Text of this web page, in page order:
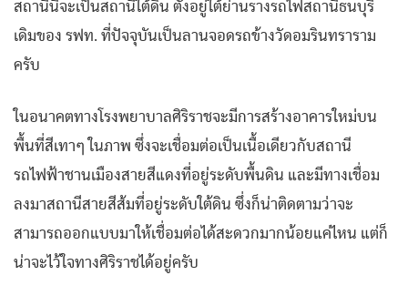
สถานีนี้จะเป็นสถานีใต้ดิน ตั้งอยู่ใต้ย่านรางรถไฟสถานีธนบุรี
เดิมของ รฟท. ที่ปัจจุบันเป็นลานจอดรถข้างวัดอมรินทราราม
ครับ
ในอนาคตทางโรงพยาบาลศิริราชจะมีการสร้างอาคารใหม่บน
พื้นที่สีเทาๆ ในภาพ ซึ่งจะเชื่อมต่อเป็นเนื้อเดียวกับสถานี
รถไฟฟ้าชานเมืองสายสีแดงที่อยู่ระดับพื้นดิน และมีทางเชื่อม
ลงมาสถานีสายสีส้มที่อยู่ระดับใต้ดิน ซึ่งก็น่าติดตามว่าจะ
สามารถออกแบบมาให้เชื่อมต่อได้สะดวกมากน้อยแค่ไหน แต่ก็
น่าจะไว้ใจทางศิริราชได้อยู่ครับ